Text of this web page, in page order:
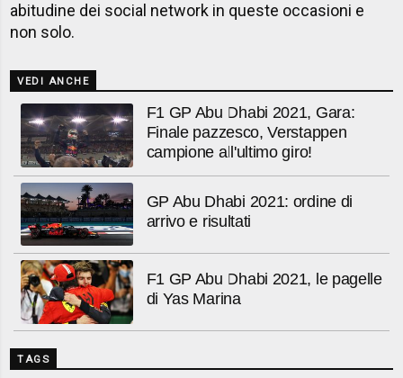
abitudine dei social network in queste occasioni e
non solo.
VEDI ANCHE
F1 GP Abu Dhabi 2021, Gara:
Finale pazzesco, Verstappen
campione all'ultimo giro!
GP Abu Dhabi 2021: ordine di
arrivo e risultati
F1 GP Abu Dhabi 2021, le pagelle
di Yas Marina
TAGS